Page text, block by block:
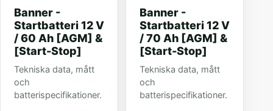
Banner -
Startbatteri 12 V
/ 60 Ah [AGM] &
[Start-Stop]
Tekniska data, mått
och
batterispecifikationer.
Banner -
Startbatteri 12 V
/ 70 Ah [AGM] &
[Start-Stop]
Tekniska data, mått
och
batterispecifikationer.